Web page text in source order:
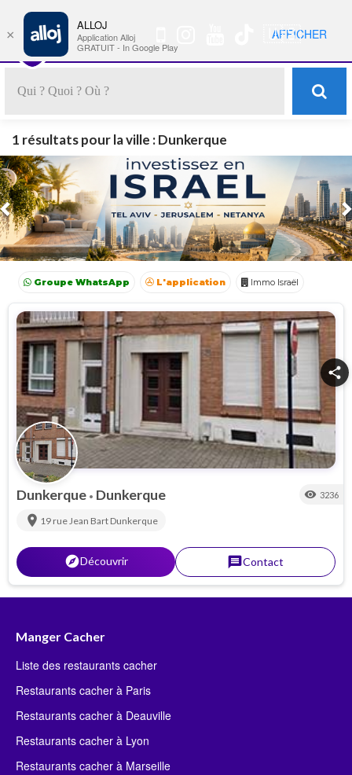
🇺🇸 Nav
1 résultats pour la ville : Dunkerque
Previous
Groupe WhatsApp L'application Immo Israël
Achat Appartement Israel Crédit Israël Avocat Israël
share
Dunkerque • Dunkerque visibility 3236
location_on 19 rue Jean Bart Dunkerque
explorerDécouvrir messageContact
Manger Cacher
Liste des restaurants cacher
Restaurants cacher à Paris
Restaurants cacher à Deauville
Restaurants cacher à Lyon
Restaurants cacher à Marseille
×
ALLOJ
Application Alloj
GRATUIT - In Google Play
AFFICHER